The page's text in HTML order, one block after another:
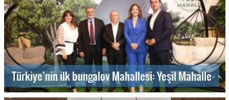
Türkiye’nin ilk bungalov Mahallesi: Yeşil Mahalle